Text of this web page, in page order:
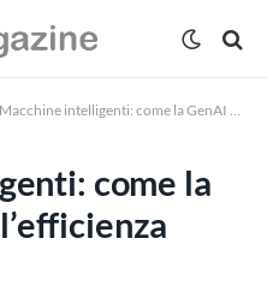
Macchine intelligenti: come la GenAI aumenta l’efficienza produttiva
come la